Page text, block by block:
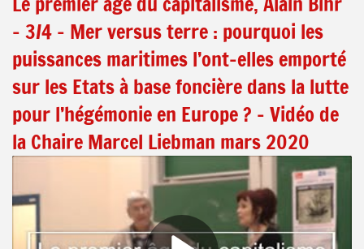
– 3/4 – Mer versus terre : pourquoi les
puissances maritimes l’ont-elles emporté
sur les Etats à base foncière dans la lutte
pour l’hégémonie en Europe ? – Vidéo de
la Chaire Marcel Liebman mars 2020